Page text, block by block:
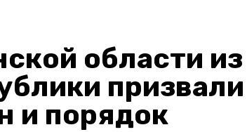
области из
призвали
и порядок